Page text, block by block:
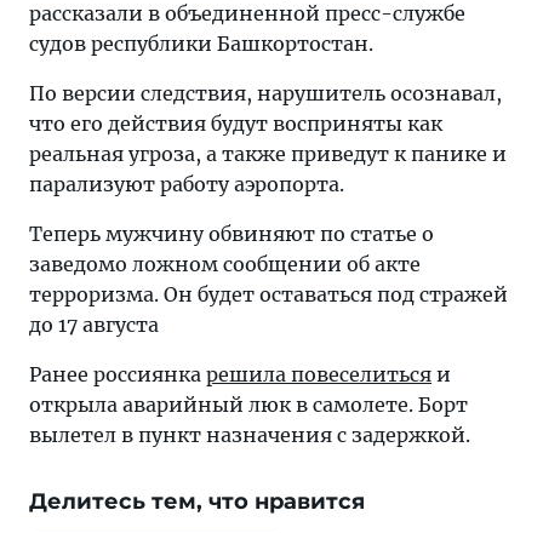
рассказали в объединенной пресс-службе
судов республики Башкортостан.
По версии следствия, нарушитель осознавал,
что его действия будут восприняты как
реальная угроза, а также приведут к панике и
парализуют работу аэропорта.
Теперь мужчину обвиняют по статье о
заведомо ложном сообщении об акте
терроризма. Он будет оставаться под стражей
до 17 августа
Ранее россиянка решила повеселиться и
открыла аварийный люк в самолете. Борт
вылетел в пункт назначения с задержкой.
Делитесь тем, что нравится